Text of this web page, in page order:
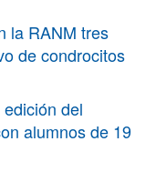
la RANM tres
de condrocitos
del
alumnos de 19